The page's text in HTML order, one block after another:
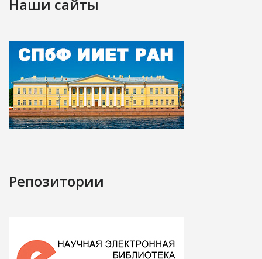
Наши сайты
Репозитории